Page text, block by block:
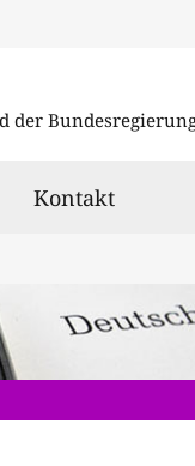
der
Kontakt